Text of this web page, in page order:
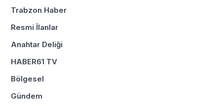
Trabzon Haber
Resmi İlanlar
Anahtar Deliği
HABER61 TV
Bölgesel
Gündem